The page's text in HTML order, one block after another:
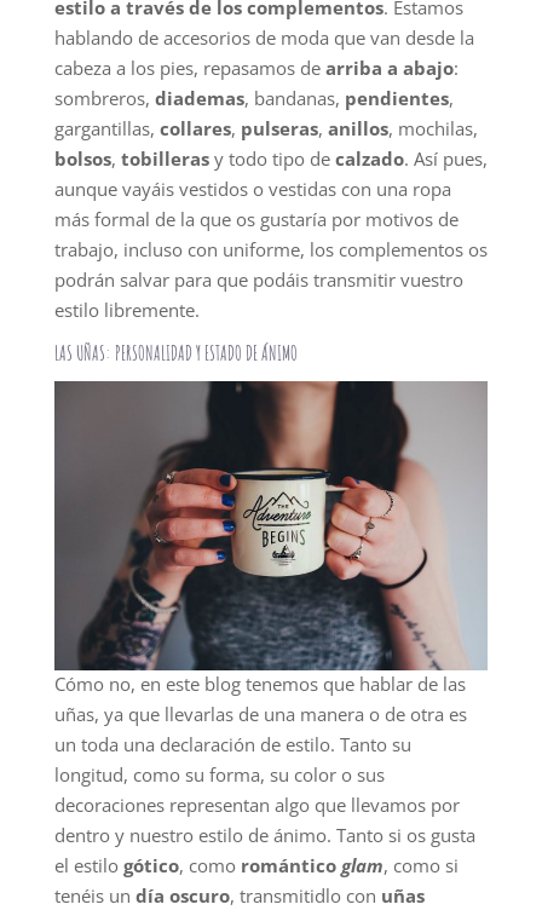
estilo a través de los complementos. Estamos
hablando de accesorios de moda que van desde la
cabeza a los pies, repasamos de arriba a abajo:
sombreros, diademas, bandanas, pendientes,
gargantillas, collares, pulseras, anillos, mochilas,
bolsos, tobilleras y todo tipo de calzado. Así pues,
aunque vayáis vestidos o vestidas con una ropa
más formal de la que os gustaría por motivos de
trabajo, incluso con uniforme, los complementos os
podrán salvar para que podáis transmitir vuestro
estilo libremente.
LAS UÑAS: PERSONALIDAD Y ESTADO DE ÁNIMO
Cómo no, en este blog tenemos que hablar de las
uñas, ya que llevarlas de una manera o de otra es
un toda una declaración de estilo. Tanto su
longitud, como su forma, su color o sus
decoraciones representan algo que llevamos por
dentro y nuestro estilo de ánimo. Tanto si os gusta
el estilo gótico, como romántico glam, como si
tenéis un día oscuro, transmitidlo con uñas